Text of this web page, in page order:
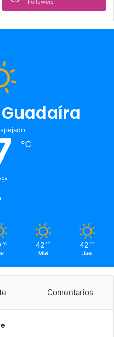
Followers
℃
℃ 42 ℃
Mié
42 ℃
Jue
Comentarios